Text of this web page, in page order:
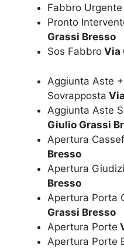
Fabbro Urgente
Pronto
Grassi Bresso
Sos Fabbro Via
Aggiunta Aste
Sovrapposta
Aggiunta Aste
Giulio Grassi
Apertura
Bresso
Apertura
Bresso
Apertura Porta
Grassi Bresso
Apertura Porte
Apertura Porte